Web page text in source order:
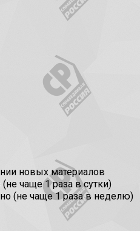
новых материалов
чаще 1 раза в сутки)
(не чаще 1 раза в неделю)